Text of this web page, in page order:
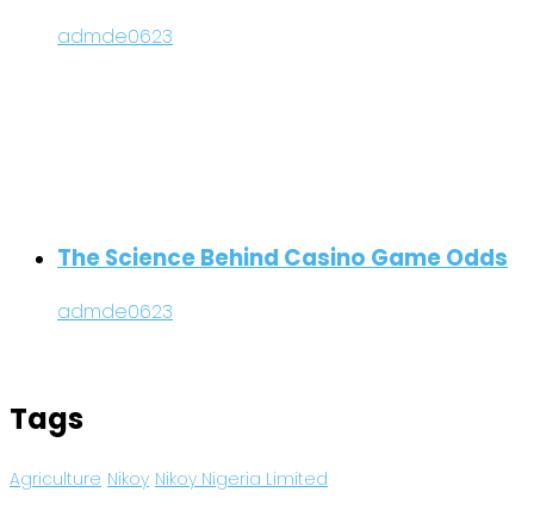
admde0623
The Science Behind Casino Game Odds
admde0623
Tags
Agriculture Nikoy Nikoy Nigeria Limited